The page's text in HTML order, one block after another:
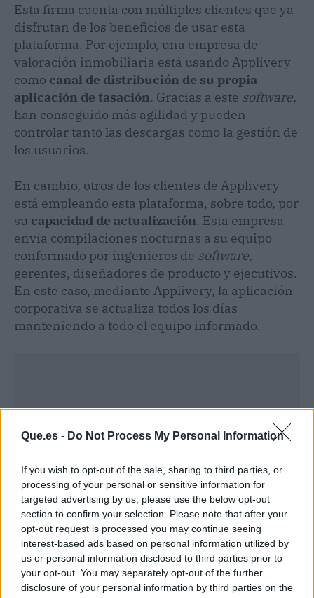
Que.es - Do Not Process My Personal Information
If you wish to opt-out of the sale, sharing to third parties, or
processing of your personal or sensitive information for
targeted advertising by us, please use the below opt-out
section to confirm your selection. Please note that after your
opt-out request is processed you may continue seeing
interest-based ads based on personal information utilized by
us or personal information disclosed to third parties prior to
your opt-out. You may separately opt-out of the further
disclosure of your personal information by third parties on the
Esta firma cuenta con múltiples clientes que ya
disfrutan de los beneficios de usar esta
plataforma. Por ejemplo, una empresa de
valoración inmobiliaria está usando Applivery
como canal de distribución de su propia
aplicación de tasación. Gracias a este software,
han conseguido más agilidad y pueden
controlar tanto las descargas como la gestión de
los usuarios.
En cambio, otros de los clientes de Applivery
está empleando esta plataforma, sobre todo, por
su capacidad de actualización. Esta empresa
envía compilaciones nocturnas a su equipo
conformado por ingenieros de software,
gerentes, diseñadores de producto y ejecutivos.
En este caso, mediante Applivery, la aplicación
corporativa se actualiza todos los días
manteniendo a todo el equipo informado.
Publicidad